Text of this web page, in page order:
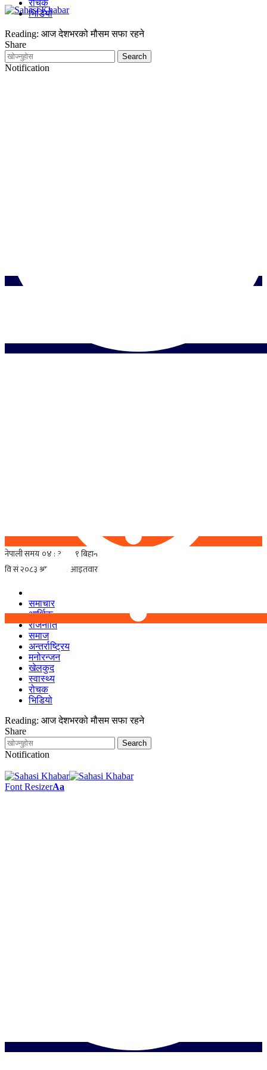
समाचार
आर्थिक
राजनीति
समाज
अन्तर्राष्ट्रिय
मनोरन्जन
खेलकुद
स्वास्थ्य
रोचक
भिडियो
Reading: आज देशभरको मौसम सफा रहने
Share
Notification
रोचक
भिडियो
Reading: आज देशभरको मौसम सफा रहने
Share
Notification
Font ResizerAa